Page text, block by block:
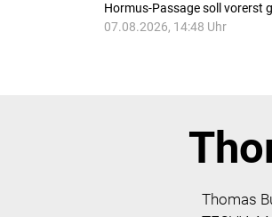
Hormus-Passage soll vorerst
07.08.2026, 14:48 Uhr
Thomas